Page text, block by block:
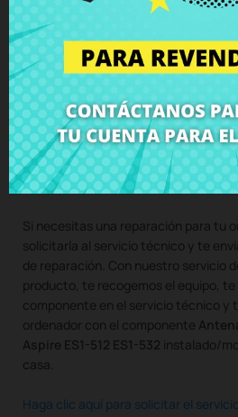
Antena inalámbrica
ES1-512 ES1-532
CompraAntena inalámbrica MAIN
532al mejor precio en CRParts -
ORIGINAL - disponible también con
montaje.
Si necesitas una reparación para tu
solicitarla al servicio técnico y te
de reparación. Con nuestro servicio
producto, te recogemos el equipo, te
componente en el servicio técnico y
ordenador con el componente
Aspire ES1-512 ES1-532 instalado/
casa.
Haga clic aquí para solicitar el